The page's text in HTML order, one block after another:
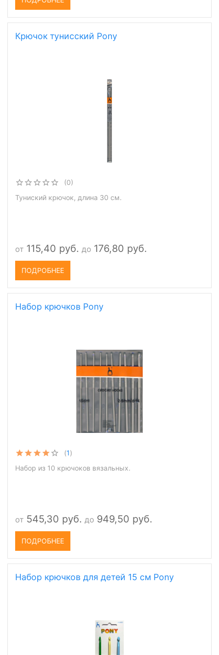
Крючок тунисский Pony
(0)
Туниский крючок, длина 30 см.
от 115,40 руб. до 176,80 руб.
ПОДРОБНЕЕ
Набор крючков Pony
(1)
Набор из 10 крючоков вязальных.
от 545,30 руб. до 949,50 руб.
ПОДРОБНЕЕ
Набор крючков для детей 15 см Pony